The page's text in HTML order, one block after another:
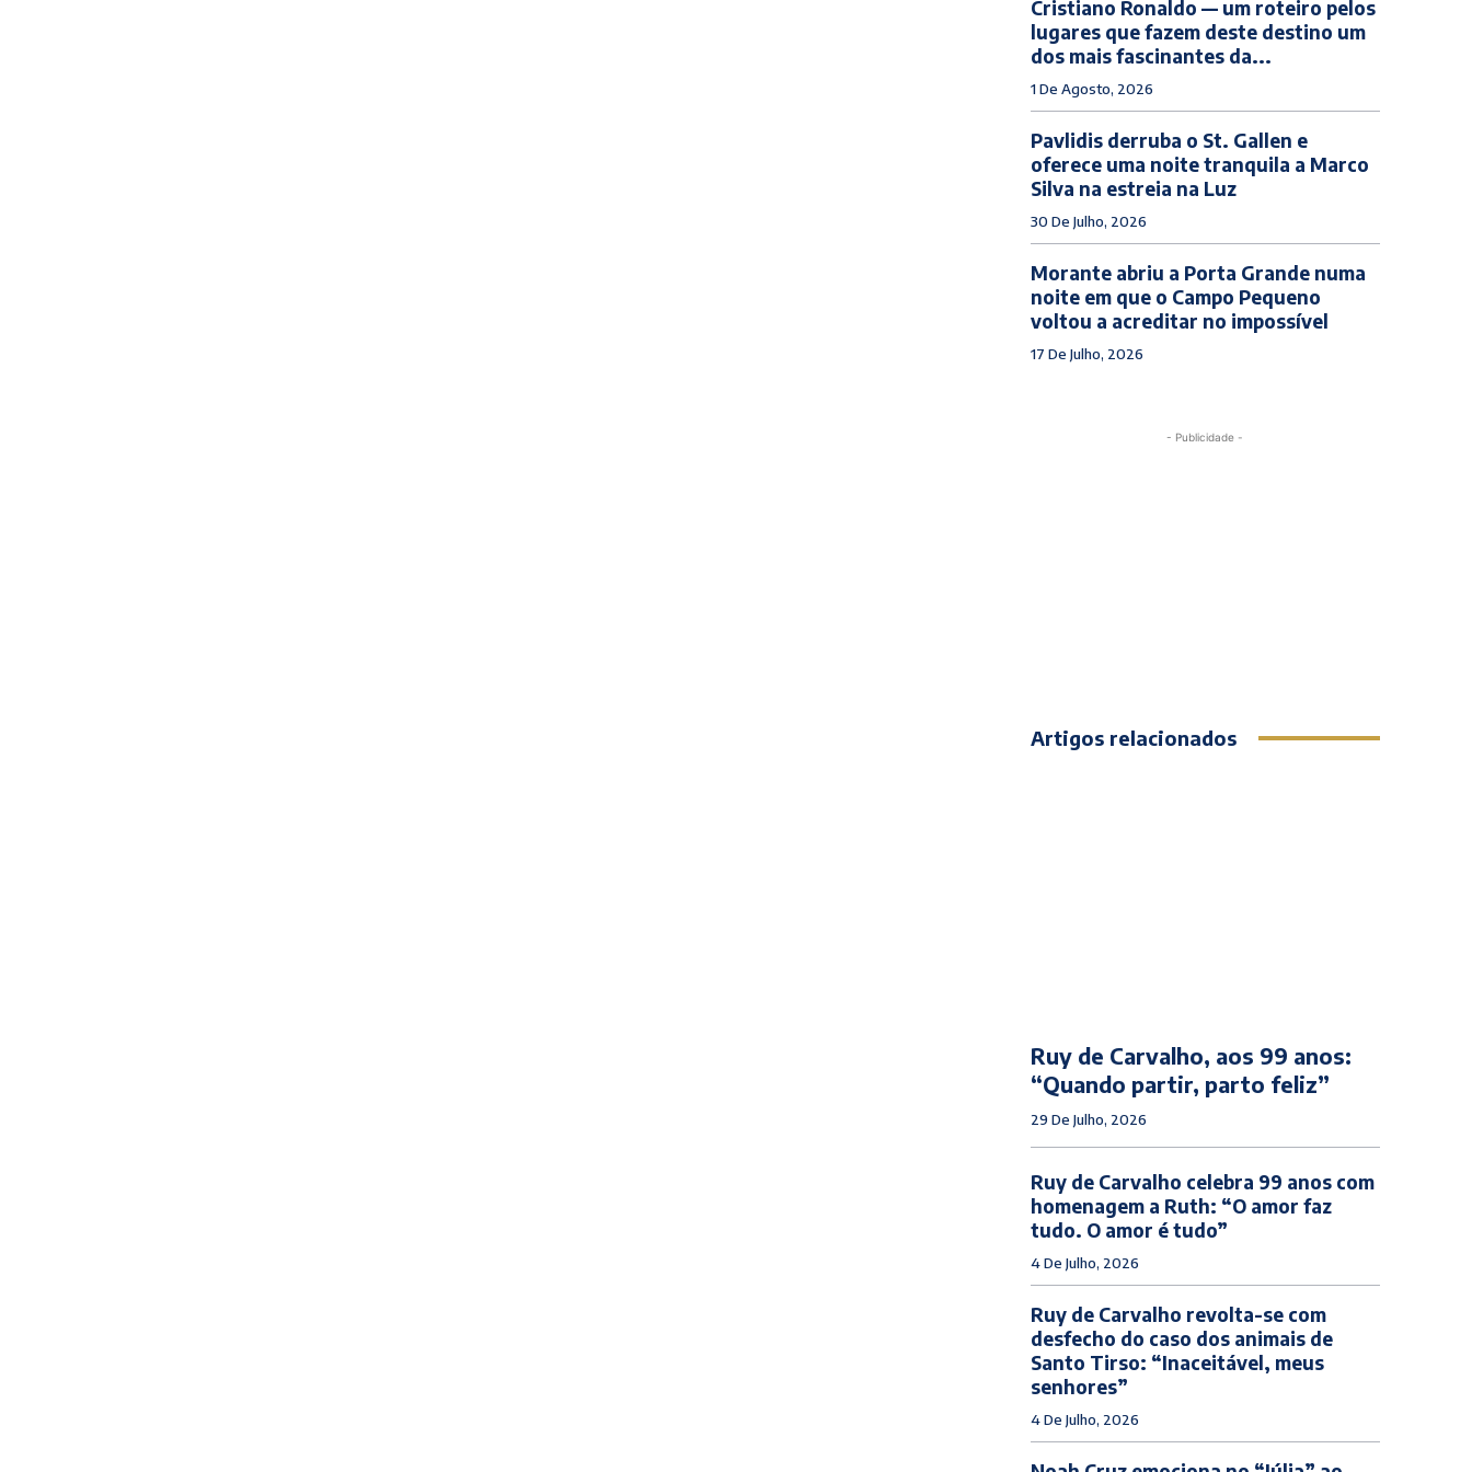
Cristiano Ronaldo — um roteiro pelos
lugares que fazem deste destino um
dos mais fascinantes da...
1 De Agosto, 2026
Pavlidis derruba o St. Gallen e
oferece uma noite tranquila a Marco
Silva na estreia na Luz
30 De Julho, 2026
Morante abriu a Porta Grande numa
noite em que o Campo Pequeno
voltou a acreditar no impossível
17 De Julho, 2026
- Publicidade -
Artigos relacionados
Ruy de Carvalho, aos 99 anos:
“Quando partir, parto feliz”
29 De Julho, 2026
Ruy de Carvalho celebra 99 anos com
homenagem a Ruth: “O amor faz
tudo. O amor é tudo”
4 De Julho, 2026
Ruy de Carvalho revolta-se com
desfecho do caso dos animais de
Santo Tirso: “Inaceitável, meus
senhores”
4 De Julho, 2026